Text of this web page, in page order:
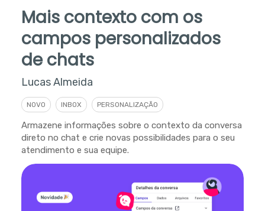
Mais contexto com os
campos personalizados
de chats
Lucas Almeida
NOVO INBOX PERSONALIZAÇÃO
Armazene informações sobre o contexto da conversa
direto no chat e crie novas possibilidades para o seu
atendimento e sua equipe.